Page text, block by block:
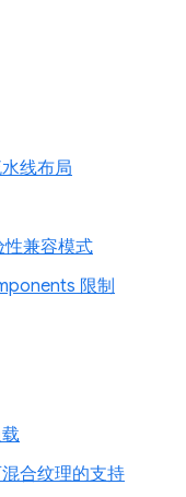
线布局
兼容模式
限制
合纹理的支持